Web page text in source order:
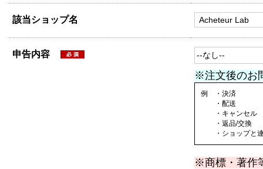
該当ショップ名
申告内容
※注文後のお
例 ・決済
・配送
・キャンセル
・返品/交換
・ショップと連
※商標・著作